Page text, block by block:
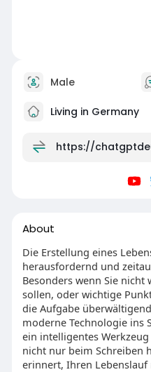
Male
Living in Germany
https://
About
Die Erstellung eines
herausfordernd und
Besonders wenn Sie nicht
sollen, oder wichtige
die Aufgabe
moderne Technologie ins
ein intelligentes
nicht nur beim Schreiben
erinnert, Ihren